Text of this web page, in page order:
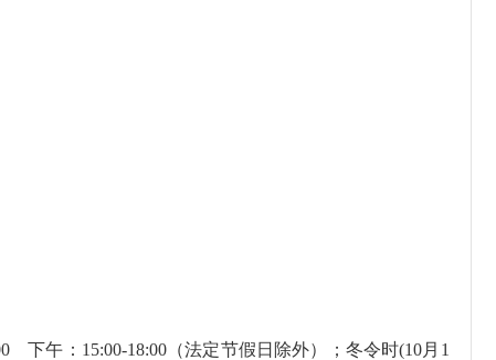
午：15:00-18:00（法定节假日除外）；冬令时(10月1